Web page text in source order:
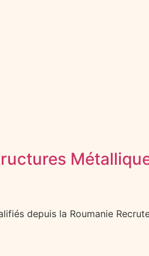
depuis la Roumanie